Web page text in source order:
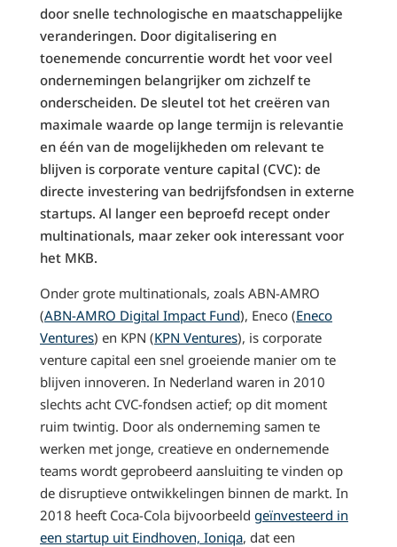
door snelle technologische en maatschappelijke
veranderingen. Door digitalisering en
toenemende concurrentie wordt het voor veel
ondernemingen belangrijker om zichzelf te
onderscheiden. De sleutel tot het creëren van
maximale waarde op lange termijn is relevantie
en één van de mogelijkheden om relevant te
blijven is corporate venture capital (CVC): de
directe investering van bedrijfsfondsen in externe
startups. Al langer een beproefd recept onder
multinationals, maar zeker ook interessant voor
het MKB.
Onder grote multinationals, zoals ABN-AMRO
(ABN-AMRO Digital Impact Fund), Eneco (Eneco
Ventures) en KPN (KPN Ventures), is corporate
venture capital een snel groeiende manier om te
blijven innoveren. In Nederland waren in 2010
slechts acht CVC-fondsen actief; op dit moment
ruim twintig. Door als onderneming samen te
werken met jonge, creatieve en ondernemende
teams wordt geprobeerd aansluiting te vinden op
de disruptieve ontwikkelingen binnen de markt. In
2018 heeft Coca-Cola bijvoorbeeld geïnvesteerd in
een startup uit Eindhoven, Ioniqa, dat een